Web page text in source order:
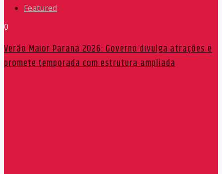
Featured
0
Verão Maior Paraná 2026: Governo divulga atrações e
promete temporada com estrutura ampliada